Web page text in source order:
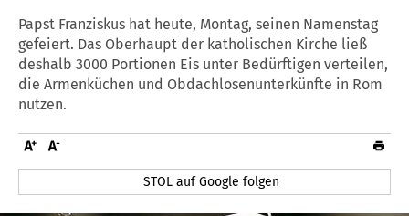
Papst Franziskus hat heute, Montag, seinen Namenstag
gefeiert. Das Oberhaupt der katholischen Kirche ließ
deshalb 3000 Portionen Eis unter Bedürftigen verteilen,
die Armenküchen und Obdachlosenunterkünfte in Rom
nutzen.
STOL auf Google folgen